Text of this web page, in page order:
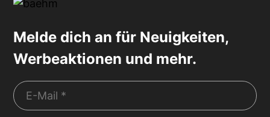
Melde dich an für Neuigkeiten,
Werbeaktionen und mehr.